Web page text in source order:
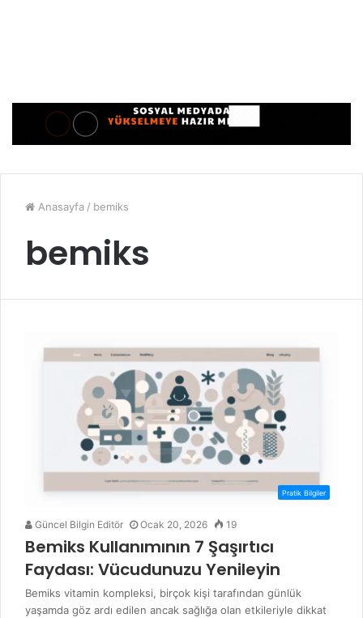
Anasayfa / bemiks
bemiks
Pratik Bilgiler
Güncel Bilgin Editör Ocak 20, 2026 19
Bemiks Kullanımının 7 Şaşırtıcı
Faydası: Vücudunuzu Yenileyin
Bemiks vitamin kompleksi, birçok kişi tarafından günlük
yaşamda göz ardı edilen ancak sağlığa olan etkileriyle dikkat